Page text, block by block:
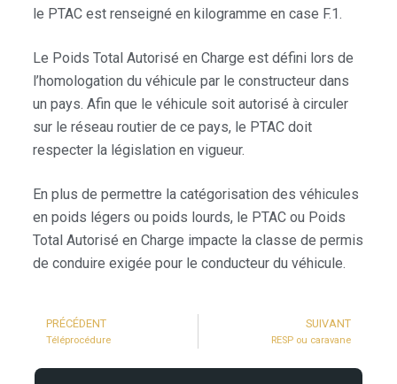
le PTAC est renseigné en kilogramme en case F.1.
Le Poids Total Autorisé en Charge est défini lors de
l’homologation du véhicule par le constructeur dans
un pays. Afin que le véhicule soit autorisé à circuler
sur le réseau routier de ce pays, le PTAC doit
respecter la législation en vigueur.
En plus de permettre la catégorisation des véhicules
en poids légers ou poids lourds, le PTAC ou Poids
Total Autorisé en Charge impacte la classe de permis
de conduire exigée pour le conducteur du véhicule.
PRÉCÉDENT
Téléprocédure
SUIVANT
RESP ou caravane